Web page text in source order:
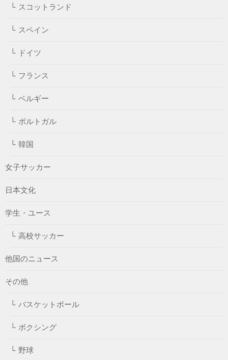
スコットランド
スペイン
ドイツ
フランス
ベルギー
ポルトガル
韓国
女子サッカー
日本文化
学生・ユース
高校サッカー
他国のニュース
その他
バスケットボール
ボクシング
野球